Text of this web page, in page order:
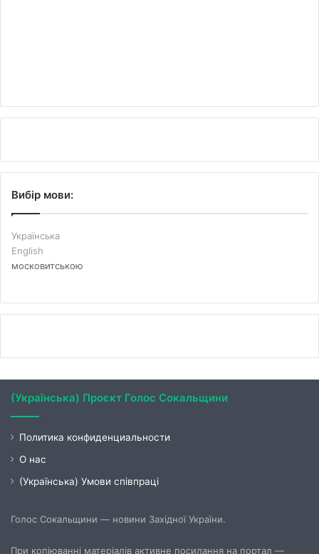
Вибір мови:
Українська
English
московитською
(Українська) Проєкт Голос Сокальщини
Политика конфиденциальности
О нас
(Українська) Умови співпраці
Голос Сокальщини — новини Західної України.
При копіюванні матеріалів активне посилання на портал —